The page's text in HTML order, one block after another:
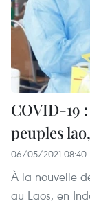
COVID-19
peuples
06/05/2021 08:40
À la nouvelle
au Laos, en